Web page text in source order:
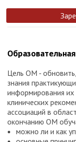
Цель ОМ -
знания
информирования
клинических
ассоциаций в
окончанию ОМ
можно ли и как